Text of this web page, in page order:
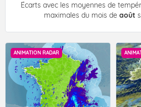
Écarts avec les moyennes de
maximales du mois de août
ANIMATION RADAR